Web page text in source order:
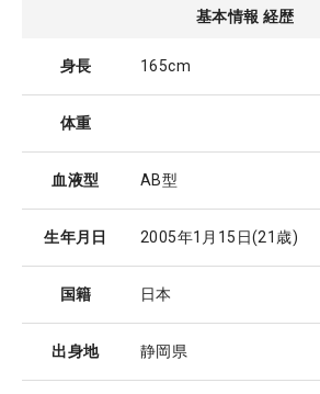
基本情報 経歴
身長 165cm
体重
血液型 AB型
生年月日 2005年1月15日(21歳)
国籍 日本
出身地 静岡県